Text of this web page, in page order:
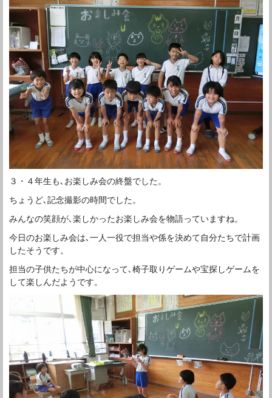
３・４年生も､お楽しみ会の終盤でした。
ちょうど､記念撮影の時間でした。
みんなの笑顔が､楽しかったお楽しみ会を物語っていますね。
今日のお楽しみ会は､一人一役で担当や係を決めて自分たちで計画
したそうです。
担当の子供たちが中心になって､椅子取りゲームや宝探しゲームを
して楽しんだようです。